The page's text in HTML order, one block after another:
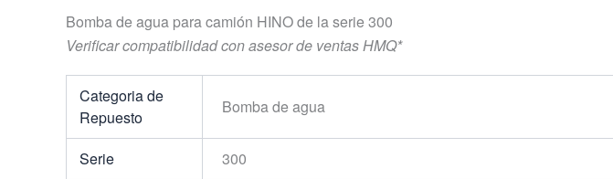
Bomba de agua para camión HINO de la serie 300
Verificar compatibilidad con asesor de ventas HMQ*
Categoria de
Repuesto
Bomba de agua
Serie
300